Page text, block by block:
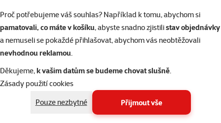
Proč potřebujeme váš souhlas? Například k tomu, abychom si
pamatovali, co máte v košíku, abyste snadno zjistilistav objednávky
a nemuseli se pokaždé přihlašovat, abychom vás neobtěžovali
nevhodnou reklamou.
Děkujeme,k vašim datům se budeme chovat slušně.
Zásady použití cookies
Pouze nezbytné
Přijmout vše
Dobírka (39 Kč)
Online platba kartou
Platby přes platební bránu GoPay
Platba dárkovým poukazem Super zoo
V případě objednávky na prodejnu je platba na prodejně
možnými prostředky, které prodejna přijímá: